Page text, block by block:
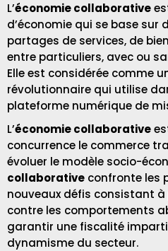
L’économie collaborative
d’économie qui se base sur
partages de services, de
entre particuliers, avec ou
Elle est considérée comme
révolutionnaire qui utilise
plateforme numérique de
L’économie collaborative
concurrence le commerce
évoluer le modèle socio-
collaborative confronte les
nouveaux défis consistant
contre les comportements
garantir une fiscalité
dynamisme du secteur.